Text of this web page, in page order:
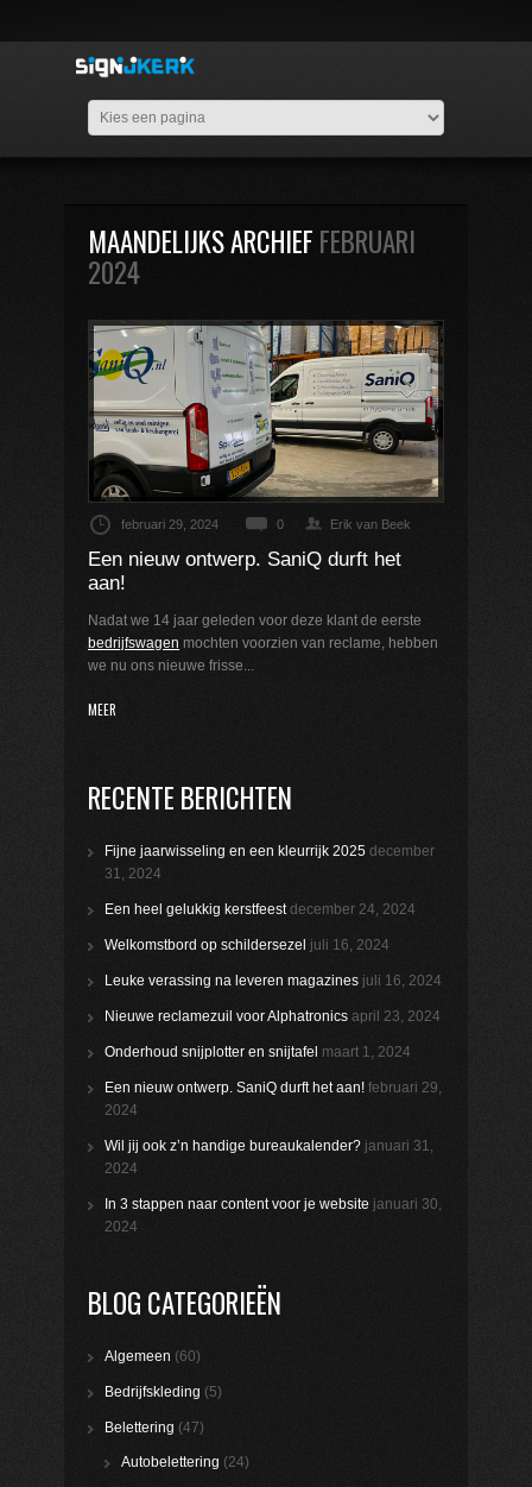
MAANDELIJKS ARCHIEF FEBRUARI
2024
februari 29, 2024 0 Erik van Beek
Een nieuw ontwerp. SaniQ durft het
aan!
Nadat we 14 jaar geleden voor deze klant de eerste
bedrijfswagen mochten voorzien van reclame, hebben
we nu ons nieuwe frisse...
MEER
RECENTE BERICHTEN
Fijne jaarwisseling en een kleurrijk 2025 december
31, 2024
Een heel gelukkig kerstfeest december 24, 2024
Welkomstbord op schildersezel juli 16, 2024
Leuke verassing na leveren magazines juli 16, 2024
Nieuwe reclamezuil voor Alphatronics april 23, 2024
Onderhoud snijplotter en snijtafel maart 1, 2024
Een nieuw ontwerp. SaniQ durft het aan! februari 29,
2024
Wil jij ook z’n handige bureaukalender? januari 31,
2024
In 3 stappen naar content voor je website januari 30,
2024
BLOG CATEGORIEËN
Algemeen (60)
Bedrijfskleding (5)
Belettering (47)
Autobelettering (24)